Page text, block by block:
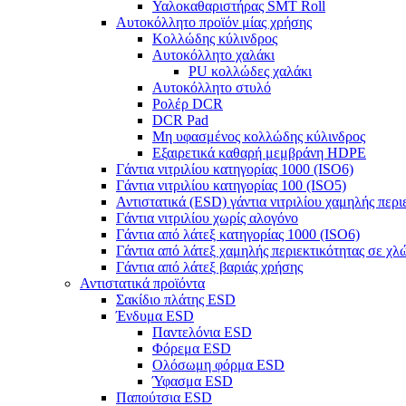
Υαλοκαθαριστήρας SMT Roll
Αυτοκόλλητο προϊόν μίας χρήσης
Κολλώδης κύλινδρος
Αυτοκόλλητο χαλάκι
PU κολλώδες χαλάκι
Αυτοκόλλητο στυλό
Ρολέρ DCR
DCR Pad
Μη υφασμένος κολλώδης κύλινδρος
Εξαιρετικά καθαρή μεμβράνη HDPE
Γάντια νιτριλίου κατηγορίας 1000 (ISO6)
Γάντια νιτριλίου κατηγορίας 100 (ISO5)
Αντιστατικά (ESD) γάντια νιτριλίου χαμηλής
Γάντια νιτριλίου χωρίς αλογόνο
Γάντια από λάτεξ κατηγορίας 1000 (ISO6)
Γάντια από λάτεξ χαμηλής περιεκτικότητας σε
Γάντια από λάτεξ βαριάς χρήσης
Αντιστατικά προϊόντα
Σακίδιο πλάτης ESD
Ένδυμα ESD
Παντελόνια ESD
Φόρεμα ESD
Ολόσωμη φόρμα ESD
Ύφασμα ESD
Παπούτσια ESD